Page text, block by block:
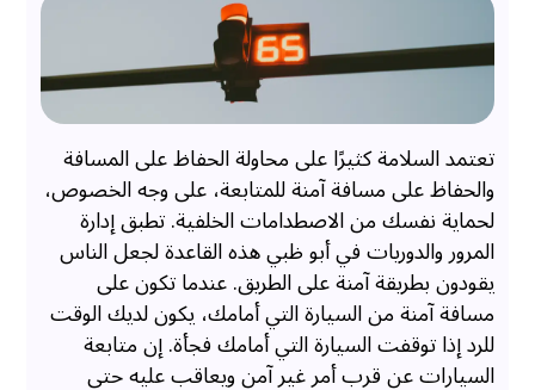
تعتمد السلامة كثيرًا على محاولة الحفاظ على المسافة
والحفاظ على مسافة آمنة للمتابعة، على وجه الخصوص،
لحماية نفسك من الاصطدامات الخلفية. تطبق إدارة
المرور والدوريات في أبو ظبي هذه القاعدة لجعل الناس
يقودون بطريقة آمنة على الطريق. عندما تكون على
مسافة آمنة من السيارة التي أمامك، يكون لديك الوقت
للرد إذا توقفت السيارة التي أمامك فجأة. إن متابعة
السيارات عن قرب أمر غير آمن ويعاقب عليه حتى